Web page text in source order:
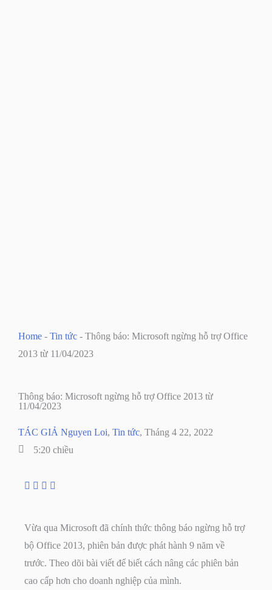
Home - Tin tức - Thông báo: Microsoft ngừng hỗ trợ Office
2013 từ 11/04/2023
Thông báo: Microsoft ngừng hỗ trợ Office 2013 từ
11/04/2023
TÁC GIẢ Nguyen Loi, Tin tức, Tháng 4 22, 2022
5:20 chiều
Vừa qua Microsoft đã chính thức thông báo ngừng hỗ trợ
bộ Office 2013, phiên bản được phát hành 9 năm về
trước. Theo dõi bài viết để biết cách nâng các phiên bản
cao cấp hơn cho doanh nghiệp của mình.